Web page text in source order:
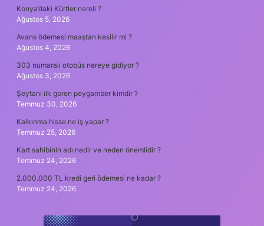
Konya’daki Kürtler nereli ?
Ağustos 5, 2026
Avans ödemesi maaştan kesilir mi ?
Ağustos 4, 2026
303 numaralı otobüs nereye gidiyor ?
Ağustos 3, 2026
Şeytanı ılk goren peygamber kimdir ?
Temmuz 30, 2026
Kalkınma hisse ne iş yapar ?
Temmuz 25, 2026
Kart sahibinin adı nedir ve neden önemlidir ?
Temmuz 24, 2026
2.000.000 TL kredi geri ödemesi ne kadar ?
Temmuz 24, 2026